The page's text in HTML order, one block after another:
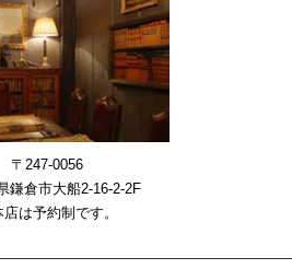
〒247-0056
鎌倉市大船2-16-2-2F
は予約制です。